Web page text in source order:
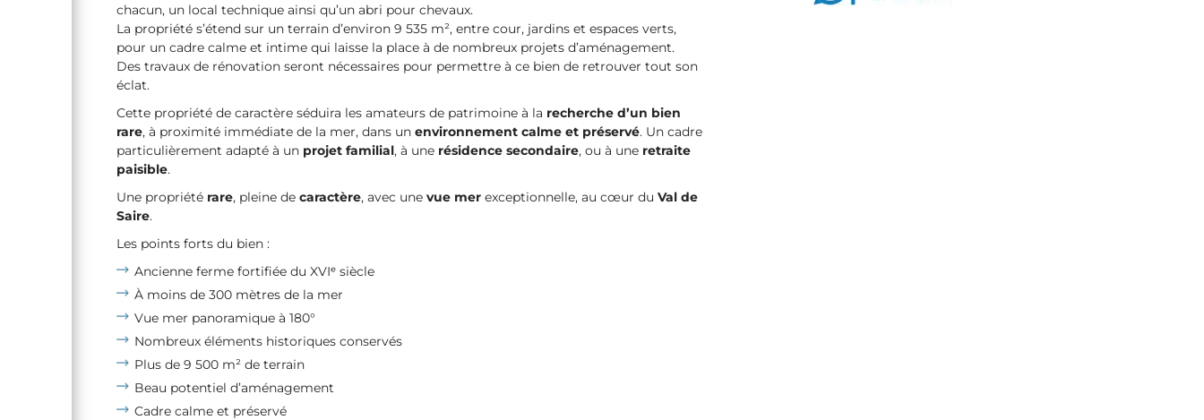
chacun, un local technique ainsi qu’un abri pour chevaux.
La propriété s’étend sur un terrain d’environ 9 535 m², entre cour, jardins et espaces verts,
pour un cadre calme et intime qui laisse la place à de nombreux projets d’aménagement.
Des travaux de rénovation seront nécessaires pour permettre à ce bien de retrouver tout son
éclat.
Cette propriété de caractère séduira les amateurs de patrimoine à la recherche d’un bien
rare, à proximité immédiate de la mer, dans un environnement calme et préservé. Un cadre
particulièrement adapté à un projet familial, à une résidence secondaire, ou à une retraite
paisible.
Une propriété rare, pleine de caractère, avec une vue mer exceptionnelle, au cœur du Val de
Saire.
Les points forts du bien :
Ancienne ferme fortifiée du XVIᵉ siècle
À moins de 300 mètres de la mer
Vue mer panoramique à 180°
Nombreux éléments historiques conservés
Plus de 9 500 m² de terrain
Beau potentiel d’aménagement
Cadre calme et préservé